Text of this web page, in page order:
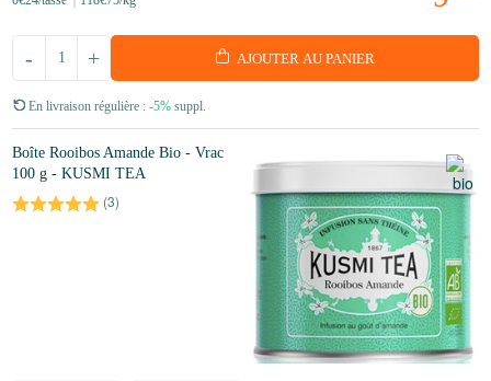
+
- AJOUTER AU PANIER
En livraison régulière : -5% suppl.
Boîte Rooibos Amande Bio - Vrac
100 g - KUSMI TEA
(3)